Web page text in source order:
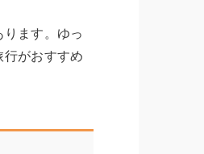
ます。ゆっ
がおすすめ